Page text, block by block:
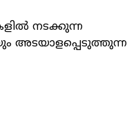
നടക്കുന്ന
അടയാളപ്പെടുത്തുന്ന